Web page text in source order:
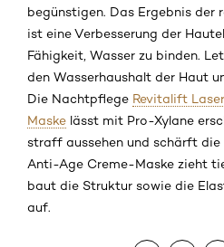
begünstigen. Das Ergebnis der
ist eine Verbesserung der
Fähigkeit, Wasser zu binden.
den Wasserhaushalt der Haut
Die Nachtpflege Revitalift
Maske lässt mit Pro-Xylane
straff aussehen und schärft die
Anti-Age Creme-Maske zieht
baut die Struktur sowie die
auf.